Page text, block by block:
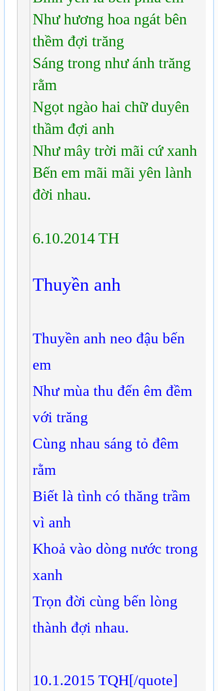
Như hương hoa ngát bên
thềm đợi trăng
Sáng trong như ánh trăng
rằm
Ngọt ngào hai chữ duyên
thầm đợi anh
Như mây trời mãi cứ xanh
Bến em mãi mãi yên lành
đời nhau.
6.10.2014 TH
Thuyền anh
Thuyền anh neo đậu bến
em
Như mùa thu đến êm đềm
với trăng
Cùng nhau sáng tỏ đêm
rằm
Biết là tình có thăng trầm
vì anh
Khoả vào dòng nước trong
xanh
Trọn đời cùng bến lòng
thành đợi nhau.
10.1.2015 TQH[/quote]